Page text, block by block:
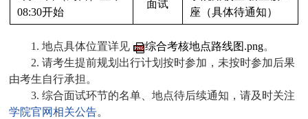
08:30开始
面试
座 （具体待通知）
1. 地点具体位置详见 综合考核地点路线图.png。
2.请考生提前规划出行计划按时参加，未按时参加后果
由考生自行承担。
3. 综合面试环节的名单、地点待后续通知，请及时关注
学院官网相关公告。